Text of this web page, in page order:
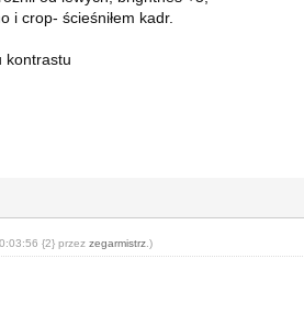
i crop- ścieśniłem kadr.
kontrastu
{2} przez zegarmistrz.)